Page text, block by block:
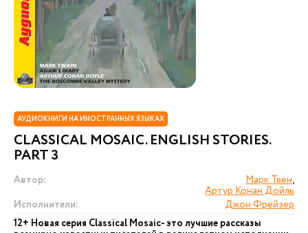
АУДИОКНИГИ НА ИНОСТРАННЫХ ЯЗЫКАХ
CLASSICAL MOSAIC. ENGLISH STORIES.
PART 3
Автор: Марк Твен,
Артур Конан Дойль
Исполнители:
Джон Фрейзер
12+ Новая серия Сlassical Mosaic- это лучшие рассказы